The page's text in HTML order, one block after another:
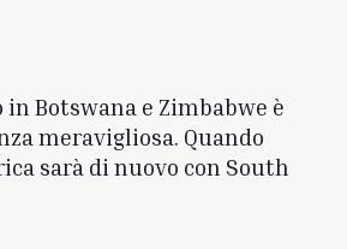
Botswana e Zimbabwe è
meravigliosa. Quando
sarà di nuovo con South